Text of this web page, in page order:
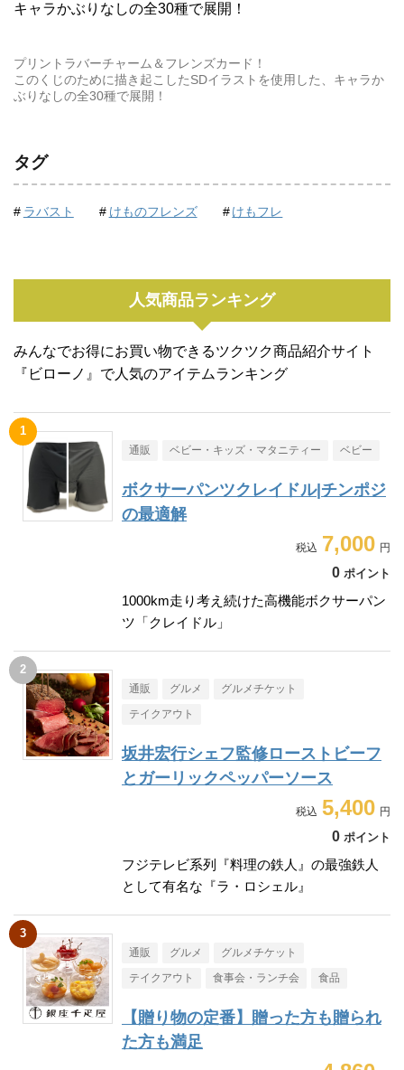
キャラかぶりなしの全30種で展開！
プリントラバーチャーム＆フレンズカード！
このくじのために描き起こしたSDイラストを使用した、キャラか
ぶりなしの全30種で展開！
タグ
ラバスト けものフレンズ けもフレ
人気商品ランキング
みんなでお得にお買い物できるツクツク商品紹介サイト
『ビローノ』で人気のアイテムランキング
通販 ベビー・キッズ・マタニティー ベビー
ボクサーパンツクレイドル|チンポジ
の最適解
7,000
0 ポイント
1000km走り考え続けた高機能ボクサーパン
ツ「クレイドル」
通販 グルメ グルメチケット
テイクアウト
坂井宏行シェフ監修ローストビーフ
とガーリックペッパーソース
5,400
0 ポイント
フジテレビ系列『料理の鉄人』の最強鉄人
として有名な『ラ・ロシェル』
通販 グルメ グルメチケット
テイクアウト 食事会・ランチ会 食品
【贈り物の定番】贈った方も贈られ
た方も満足